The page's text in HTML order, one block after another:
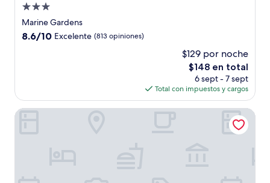
Propiedad
de
3.0
Marine Gardens
8.6
8.6/10 Excelente (813 opiniones)
$129 por noche
El
precio
actual
es
de
$148 en total
6 sept - 7 sept
Total con impuestos y cargos
Coconut Court Beach Hotel